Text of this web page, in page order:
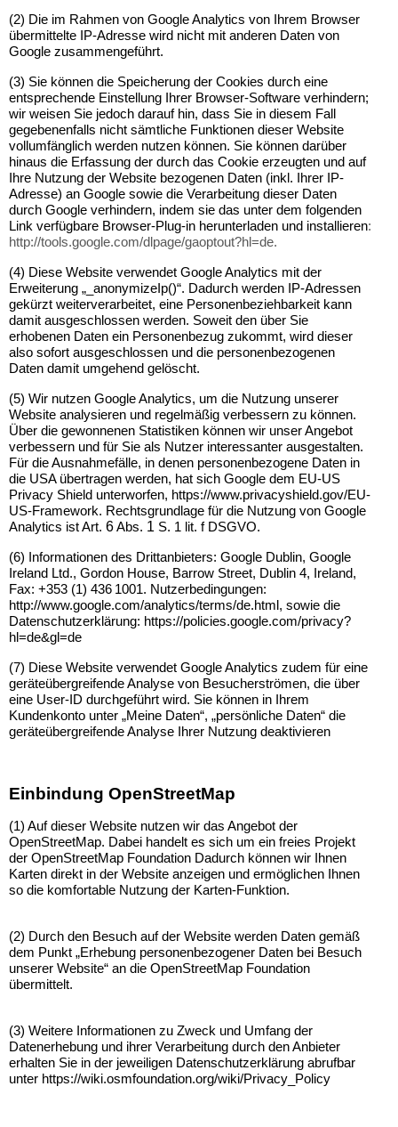
(2) Die im Rahmen von Google Analytics von Ihrem Browser
übermittelte IP-Adresse wird nicht mit anderen Daten von
Google zusammengeführt.
(3) Sie können die Speicherung der Cookies durch eine
entsprechende Einstellung Ihrer Browser-Software verhindern;
wir weisen Sie jedoch darauf hin, dass Sie in diesem Fall
gegebenenfalls nicht sämtliche Funktionen dieser Website
vollumfänglich werden nutzen können. Sie können darüber
hinaus die Erfassung der durch das Cookie erzeugten und auf
Ihre Nutzung der Website bezogenen Daten (inkl. Ihrer IP-
Adresse) an Google sowie die Verarbeitung dieser Daten
durch Google verhindern, indem sie das unter dem folgenden
Link verfügbare Browser-Plug-in herunterladen und installieren:
http://tools.google.com/dlpage/gaoptout?hl=de.
(4) Diese Website verwendet Google Analytics mit der
Erweiterung „_anonymizeIp()“. Dadurch werden IP-Adressen
gekürzt weiterverarbeitet, eine Personenbeziehbarkeit kann
damit ausgeschlossen werden. Soweit den über Sie
erhobenen Daten ein Personenbezug zukommt, wird dieser
also sofort ausgeschlossen und die personenbezogenen
Daten damit umgehend gelöscht.
(5) Wir nutzen Google Analytics, um die Nutzung unserer
Website analysieren und regelmäßig verbessern zu können.
Über die gewonnenen Statistiken können wir unser Angebot
verbessern und für Sie als Nutzer interessanter ausgestalten.
Für die Ausnahmefälle, in denen personenbezogene Daten in
die USA übertragen werden, hat sich Google dem EU-US
Privacy Shield unterworfen, https://www.privacyshield.gov/EU-
US-Framework. Rechtsgrundlage für die Nutzung von Google
Analytics ist Art. 6Abs. 1 S. 1 lit. f DSGVO.
(6) Informationen des Drittanbieters: Google Dublin, Google
Ireland Ltd., Gordon House, Barrow Street, Dublin 4, Ireland,
Fax: +353 (1) 436 1001. Nutzerbedingungen:
http://www.google.com/analytics/terms/de.html, sowie die
Datenschutzerklärung: https://policies.google.com/privacy?
hl=de&gl=de
(7) Diese Website verwendet Google Analytics zudem für eine
geräteübergreifende Analyse von Besucherströmen, die über
eine User-ID durchgeführt wird. Sie können in Ihrem
Kundenkonto unter „Meine Daten“, „persönliche Daten“ die
geräteübergreifende Analyse Ihrer Nutzung deaktivieren
Einbindung OpenStreetMap
(1) Auf dieser Website nutzen wir das Angebot der
OpenStreetMap. Dabei handelt es sich um ein freies Projekt
der OpenStreetMap Foundation Dadurch können wir Ihnen
Karten direkt in der Website anzeigen und ermöglichen Ihnen
so die komfortable Nutzung der Karten-Funktion.
(2) Durch den Besuch auf der Website werden Daten gemäß
dem Punkt „Erhebung personenbezogener Daten bei Besuch
unserer Website“ an die OpenStreetMap Foundation
übermittelt.
(3) Weitere Informationen zu Zweck und Umfang der
Datenerhebung und ihrer Verarbeitung durch den Anbieter
erhalten Sie in der jeweiligen Datenschutzerklärung abrufbar
unter https://wiki.osmfoundation.org/wiki/Privacy_Policy